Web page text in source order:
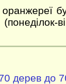
дерев до